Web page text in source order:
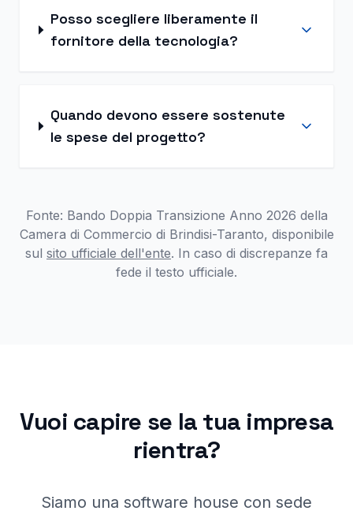
Posso scegliere liberamente il
fornitore della tecnologia?
Quando devono essere sostenute
le spese del progetto?
Fonte: Bando Doppia Transizione Anno 2026 della
Camera di Commercio di Brindisi-Taranto, disponibile
sul sito ufficiale dell'ente. In caso di discrepanze fa
fede il testo ufficiale.
Vuoi capire se la tua impresa
rientra?
Siamo una software house con sede